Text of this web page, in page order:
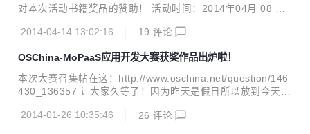
对本次活动书籍奖品的赞助！ 活动时间：2014年04月 08 日~
2.挑选出10篇优秀书评，公布获奖名单。 3.要求书评必须是自
容、特色、阅读感受或者建议等； 4.纯粹的顶贴或灌水贴不作
为有效书评进行评选； 5.活动结束后由华中科技大学出版社统
一给获奖者寄送书籍。 样章试读请点击：http://t.cn/8sxPR0i
跟帖书评请点击这里：http://www.oschina.net/question/947
559_1...
2014-04-14 13:02:16 19 评论
OSChina-MoPaaS应用开发大赛获奖作品出炉啦！
本次大赛召集帖在这：http://www.oschina.net/question/146
430_136357 让大家久等了！因为昨天是假日所以放到今天来
名、提交作品、大众投票、以及专家初审、复审几个阶段，本
2014-01-26 10:35:46 26 评论